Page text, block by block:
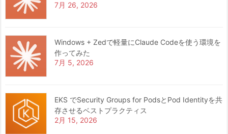
7月 26, 2026
Windows + Zedで軽量にClaude Codeを使う環境を
作ってみた
7月 5, 2026
EKS でSecurity Groups for PodsとPod Identityを共
存させるベストプラクティス
2月 15, 2026